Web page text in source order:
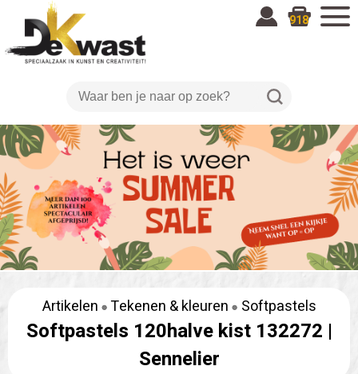
918
Artikelen Tekenen & kleuren Softpastels
Softpastels 120halve kist 132272 |
Sennelier